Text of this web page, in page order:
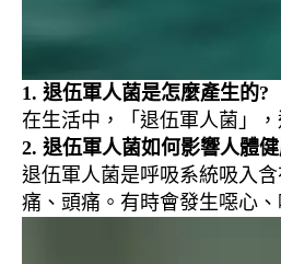
1. 退伍軍人菌是怎麼產生的?
在生活中，「退伍軍人菌」
2. 退伍軍人菌如何影響人體
退伍軍人菌是呼吸系統吸入
痛、頭痛。有時會發生噁心